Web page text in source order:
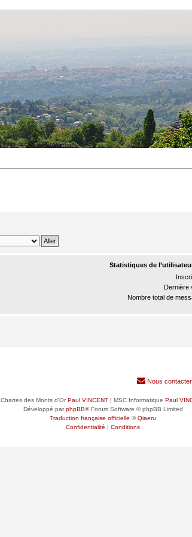
Statistiques de
Dernière
Nombre total de
Nous contacter
Chartes des Monts d'OrPaul VINCENT| MSC Informatique Paul
Développé parphpBB® Forum Software © phpBB Limited
Traduction française officielle ©Qiaeru
Confidentialité | Conditions